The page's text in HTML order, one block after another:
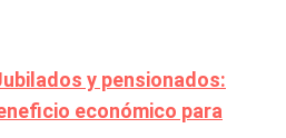
y pensionados:
económico para